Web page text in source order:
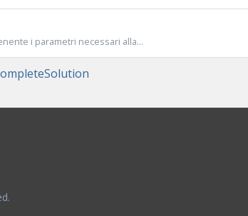
i parametri necessari alla...